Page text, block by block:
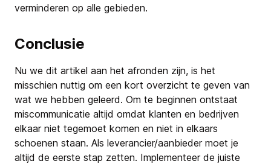
verminderen op alle gebieden.
Conclusie
Nu we dit artikel aan het afronden zijn, is het
misschien nuttig om een kort overzicht te geven van
wat we hebben geleerd. Om te beginnen ontstaat
miscommunicatie altijd omdat klanten en bedrijven
elkaar niet tegemoet komen en niet in elkaars
schoenen staan. Als leverancier/aanbieder moet je
altijd de eerste stap zetten. Implementeer de juiste